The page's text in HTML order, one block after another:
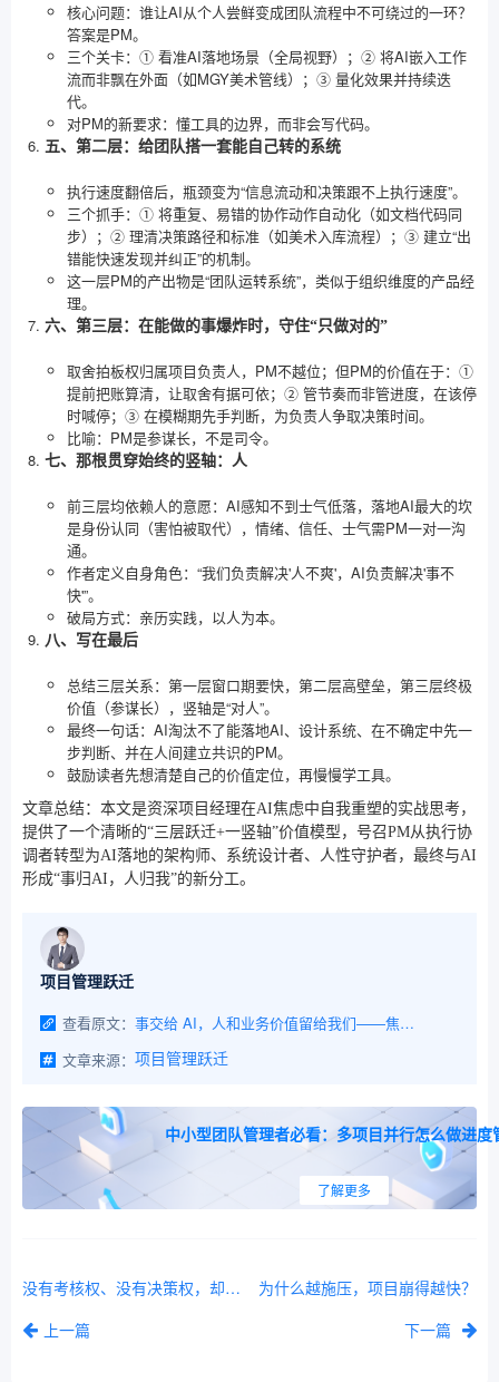
核心问题：谁让AI从个人尝鲜变成团队流程中不可绕过的一环？
答案是PM。
三个关卡：① 看准AI落地场景（全局视野）；② 将AI嵌入工作
流而非飘在外面（如MGY美术管线）；③ 量化效果并持续迭
代。
对PM的新要求：懂工具的边界，而非会写代码。
五、第二层：给团队搭一套能自己转的系统
执行速度翻倍后，瓶颈变为“信息流动和决策跟不上执行速度”。
三个抓手：① 将重复、易错的协作动作自动化（如文档代码同
步）；② 理清决策路径和标准（如美术入库流程）；③ 建立“出
错能快速发现并纠正”的机制。
这一层PM的产出物是“团队运转系统”，类似于组织维度的产品经
理。
六、第三层：在能做的事爆炸时，守住“只做对的”
取舍拍板权归属项目负责人，PM不越位；但PM的价值在于：①
提前把账算清，让取舍有据可依；② 管节奏而非管进度，在该停
时喊停；③ 在模糊期先手判断，为负责人争取决策时间。
比喻：PM是参谋长，不是司令。
七、那根贯穿始终的竖轴：人
前三层均依赖人的意愿：AI感知不到士气低落，落地AI最大的坎
是身份认同（害怕被取代），情绪、信任、士气需PM一对一沟
通。
作者定义自身角色：“我们负责解决'人不爽'，AI负责解决'事不
快'”。
破局方式：亲历实践，以人为本。
八、写在最后
总结三层关系：第一层窗口期要快，第二层高壁垒，第三层终极
价值（参谋长），竖轴是“对人”。
最终一句话：AI淘汰不了能落地AI、设计系统、在不确定中先一
步判断、并在人间建立共识的PM。
鼓励读者先想清楚自己的价值定位，再慢慢学工具。
文章总结：本文是资深项目经理在AI焦虑中自我重塑的实战思考，
提供了一个清晰的“三层跃迁+一竖轴”价值模型，号召PM从执行协
调者转型为AI落地的架构师、系统设计者、人性守护者，最终与AI
形成“事归AI，人归我”的新分工。
项目管理跃迁
查看原文：
事交给 AI，人和业务价值留给我们——焦虑了大半年，我才想明白 PM 在 AI 时代的价值
文章来源： 项目管理跃迁
中小型团队管理者必看：多项目并行怎么做进度
了解更多
没有考核权、没有决策权，却是最终第一责任人 ——写给每一位在挣扎中前行的项目经理
上一篇
为什么越施压，项目崩得越快？
下一篇